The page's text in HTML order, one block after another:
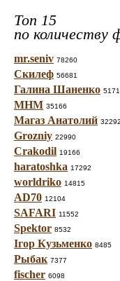
Топ 15
по количеству
mr.seniv 78260
Скилеф 56681
Галина Шаненко
МНМ 35166
Магаз Анатолий 32292
Grozniy 22990
Crakodil 19166
haratoshka 17292
worldriko 14815
AD70 12104
SAFARI 11552
Spektor 8532
Ігор Кузьменко 8485
Рыбак 7377
fischer 6098